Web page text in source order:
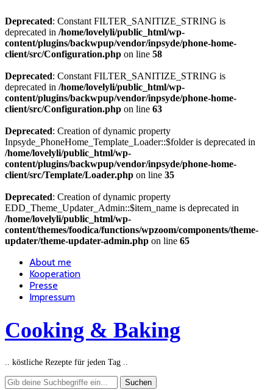
Deprecated: Constant FILTER_SANITIZE_STRING is
deprecated in /home/lovelyli/public_html/wp-
content/plugins/backwpup/vendor/inpsyde/phone-home-
client/src/Configuration.php on line 58
Deprecated: Constant FILTER_SANITIZE_STRING is
deprecated in /home/lovelyli/public_html/wp-
content/plugins/backwpup/vendor/inpsyde/phone-home-
client/src/Configuration.php on line 63
Deprecated: Creation of dynamic property
Inpsyde_PhoneHome_Template_Loader::$folder is deprecated in
/home/lovelyli/public_html/wp-
content/plugins/backwpup/vendor/inpsyde/phone-home-
client/src/Template/Loader.php on line 35
Deprecated: Creation of dynamic property
EDD_Theme_Updater_Admin::$item_name is deprecated in
/home/lovelyli/public_html/wp-
content/themes/foodica/functions/wpzoom/components/theme-
updater/theme-updater-admin.php on line 65
About me
Kooperation
Presse
Impressum
Cooking & Baking
.. köstliche Rezepte für jeden Tag ..